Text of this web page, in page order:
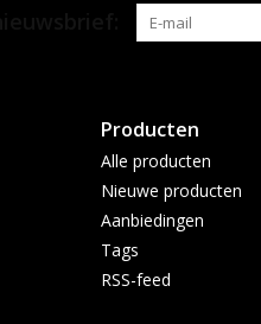
Producten
Alle producten
Nieuwe producten
Aanbiedingen
Tags
RSS-feed